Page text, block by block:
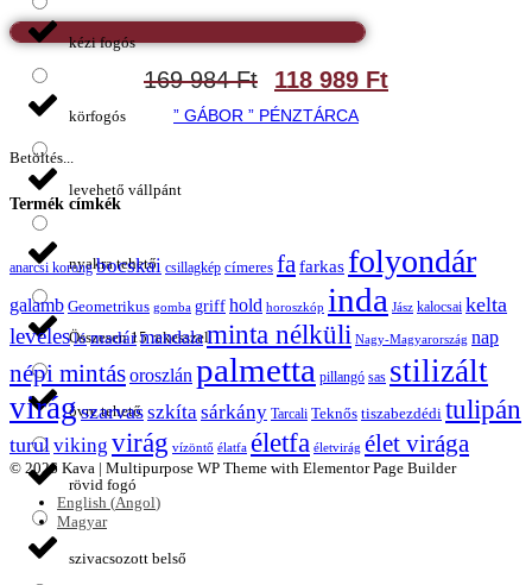
kézi fogós
körfogós
levehető vállpánt
nyakra tehető
Összesen 15 rekesszel
övre tehető
rövid fogó
szivacsozott belső
169 984Ft 118 989 Ft
” GÁBOR ” PÉNZTÁRCA
Betöltés...
Termék címkék
anarcsi korong bocskai csillagkép címeres fa farkas folyondár
galamb Geometrikus gomba griffhold horoszkóp inda Jász kalocsai kelta
leveles ló madármandalaminta nélküli Nagy-Magyarország nap
népi mintásoroszlán palmetta pillangó sas stilizált
virág szarvasszkíta sárkány Tarcali Teknős tiszabezdédi tulipán
turul viking virág vízöntő élatfa életfa életvirág élet virága
© 2026 Kava | Multipurpose WP Theme with Elementor Page Builder
English (Angol)
Magyar